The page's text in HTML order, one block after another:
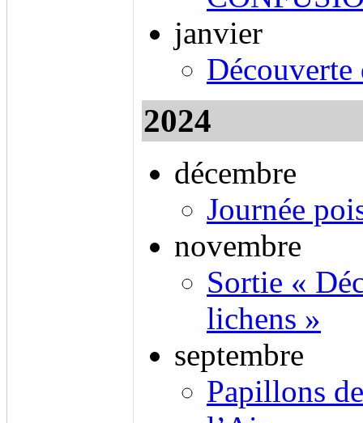
janvier
Découverte
2024
décembre
Journée
novembre
Sortie «
lichens »
septembre
Papillons